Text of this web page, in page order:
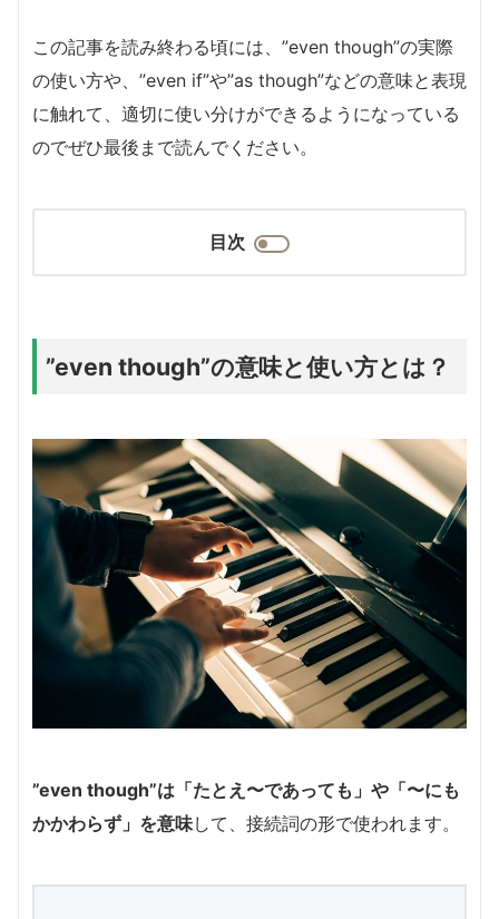
この記事を読み終わる頃には、”even though”の実際
の使い方や、”even if”や”as though”などの意味と表現
に触れて、適切に使い分けができるようになっている
のでぜひ最後まで読んでください。
目次
”even though”の意味と使い方とは？
”even though”は「たとえ〜であっても」や「〜にも
かかわらず」を意味して、接続詞の形で使われます。